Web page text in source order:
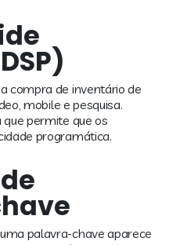
compra de inventário de
mobile e pesquisa.
permite que os
programática.
palavra-chave aparece